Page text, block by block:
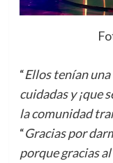
“Ellos tenían
cuidadas y ¡que
la comunidad
“Gracias por
porque gracias